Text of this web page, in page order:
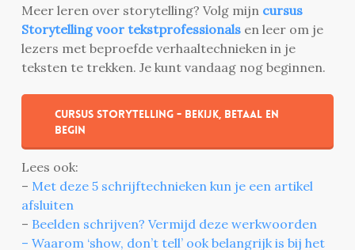
Meer leren over storytelling? Volg mijn cursus
Storytelling voor tekstprofessionalsen leer om je
lezers met beproefde verhaaltechnieken in je
teksten te trekken. Je kunt vandaag nog beginnen.
Cursus Storytelling - bekijk, betaal en
begin
Lees ook:
– Met deze 5 schrijftechnieken kun je een artikel
afsluiten
– Beelden schrijven? Vermijd deze werkwoorden
– Waarom ‘show, don’t tell’ ook belangrijk is bij het